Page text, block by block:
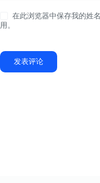
在此浏览器中保存我的姓
用。
发表评论